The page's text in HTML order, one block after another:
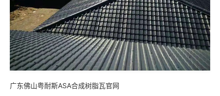
广东佛山粤耐斯ASA合成树脂瓦官网